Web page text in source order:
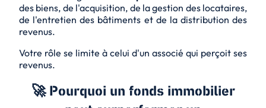
des biens, de l'acquisition, de la gestion des locataires,
de l'entretien des bâtiments et de la distribution des
revenus.
Votre rôle se limite à celui d'un associé qui perçoit ses
revenus.
🚀 Pourquoi un fonds immobilier